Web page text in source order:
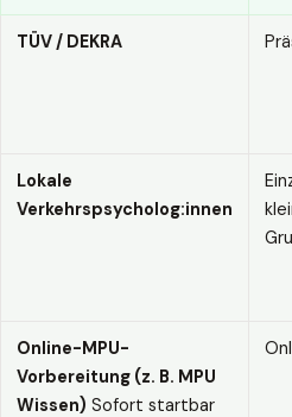
TÜV / DEKRA
Lokale
Verkehrspsycholog:innen
Online-MPU-
Vorbereitung (z. B. MPU
Wissen) Sofort startbar